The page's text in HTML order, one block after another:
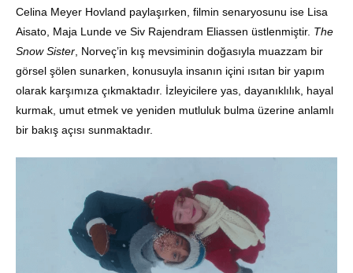
Celina Meyer Hovland paylaşırken, filmin senaryosunu ise Lisa
Aisato, Maja Lunde ve Siv Rajendram Eliassen üstlenmiştir. The
Snow Sister , Norveç’in kış mevsiminin doğasıyla muazzam bir
görsel şölen sunarken, konusuyla insanın içini ısıtan bir yapım
olarak karşımıza çıkmaktadır. İzleyicilere yas, dayanıklılık, hayal
kurmak, umut etmek ve yeniden mutluluk bulma üzerine anlamlı
bir bakış açısı sunmaktadır.